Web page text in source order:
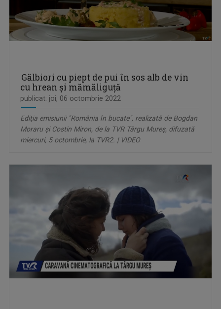
Gălbiori cu piept de pui în sos alb de vin
cu hrean și mămăliguță
publicat: joi, 06 octombrie 2022
Ediţia emisiunii "România în bucate", realizată de Bogdan
Moraru și Costin Miron, de la TVR Târgu Mureş, difuzată
miercuri, 5 octombrie, la TVR2. | VIDEO